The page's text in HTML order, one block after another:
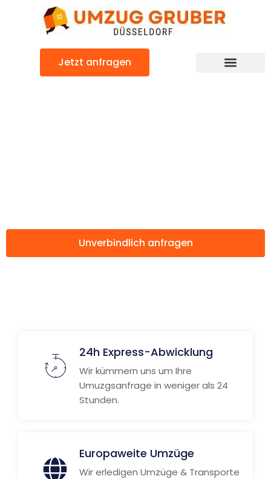
Jetzt anfragen
Unverbindlich anfragen
24h Express-Abwicklung
Wir kümmern uns um Ihre
Umuzgsanfrage in weniger als 24
Stunden.
Europaweite Umzüge
Wir erledigen Umzüge & Transporte